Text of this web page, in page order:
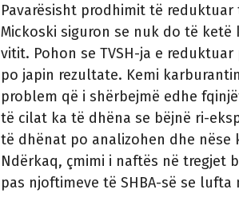
Pavarësisht prodhimit të reduktuar
Mickoski siguron se nuk do të
vitit. Pohon se TVSH-ja e
po japin rezultate. Kemi
problem që i shërbejmë edhe
të cilat ka të dhëna se bëjnë ri-
të dhënat po analizohen dhe nëse
Ndërkaq, çmimi i naftës në tregjet
pas njoftimeve të SHBA-së se